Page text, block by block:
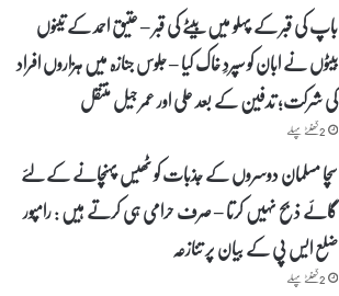
باپ کی قبر کے پہلو میں بیٹے کی قبر – عتیق احمد کے تینوں
بیٹوں نے ابان کو سپردِ خاک کیا – جلوس جنازہ میں ہزاروں افراد
کی شرکت؛ تدفین کے بعد علی اور عمر جیل منتقل
2 گھنٹے پہلے
سچا مسلمان دوسروں کے جذبات کو ٹھیس پہنچانے کے لئے
گائے ذبح نہیں کرتا – صرف حرامی ہی کرتے ہیں : رامپور
ضلع ایس پی کے بیان پر تنازعہ
2 گھنٹے پہلے